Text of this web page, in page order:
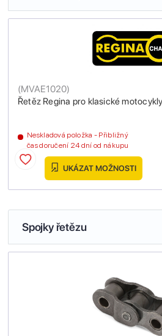
Řetěz Regina pro klasické motocykly
(MVAE1020)
Neskladová položka - Přibližný
čas doručení 24 dní od nákupu
UKÁZAT MOŽNOSTI
Spojky řetězu